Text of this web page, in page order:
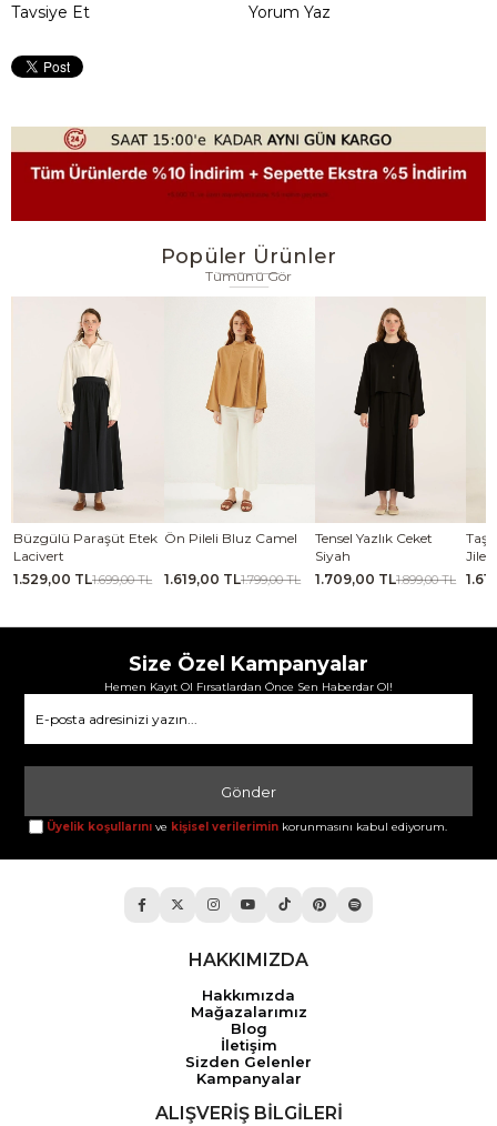
Tavsiye Et Yorum Yaz
Popüler Ürünler
Tümünü Gör
Büzgülü Paraşüt Etek
Lacivert
1.529,00 TL1.699,00 TL
Ön Pileli Bluz Camel
1.619,00 TL1.799,00 TL
Tensel Yazlık Ceket
Siyah
1.709,00 TL1.899,00 TL
Jile
Size Özel Kampanyalar
Hemen Kayıt Ol Fırsatlardan Önce Sen Haberdar Ol!
Gönder
Üyelik koşullarını ve kişisel verilerimin korunmasını kabul ediyorum.
HAKKIMIZDA
Hakkımızda
Mağazalarımız
Blog
İletişim
Sizden Gelenler
Kampanyalar
ALIŞVERİŞ BİLGİLERİ